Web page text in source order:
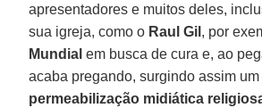
apresentadores e muitos deles,
sua igreja, como o Raul Gil , por
Mundial em busca de cura e, ao
acaba pregando, surgindo assim
permeabilização midiática